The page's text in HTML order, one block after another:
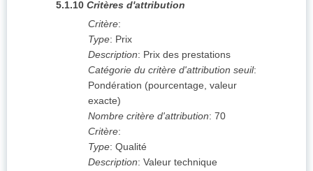
5.1.10 Critères d'attribution
Critère:
Type: Prix
Description: Prix des prestations
Catégorie du critère d'attribution seuil:
Pondération (pourcentage, valeur
exacte)
Nombre critère d'attribution: 70
Critère:
Type: Qualité
Description: Valeur technique